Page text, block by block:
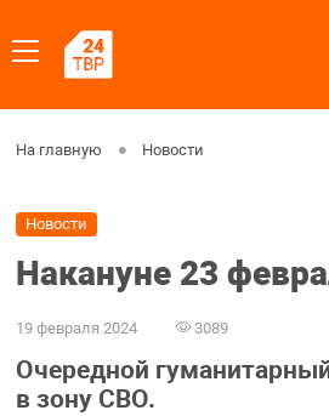
На главную Новости
Новости
Накануне 23
19 февраля 2024 3089
Очередной
в зону СВО.